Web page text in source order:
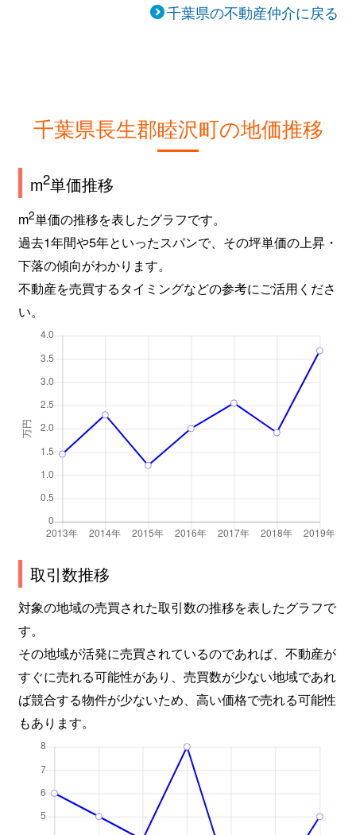
千葉県の不動産仲介に戻る
千葉県長生郡睦沢町の地価推移
m2単価推移
m2単価の推移を表したグラフです。
過去1年間や5年といったスパンで、その坪単価の上昇・
下落の傾向がわかります。
不動産を売買するタイミングなどの参考にご活用くださ
い。
取引数推移
対象の地域の売買された取引数の推移を表したグラフで
す。
その地域が活発に売買されているのであれば、不動産が
すぐに売れる可能性があり、売買数が少ない地域であれ
ば競合する物件が少ないため、高い価格で売れる可能性
もあります。